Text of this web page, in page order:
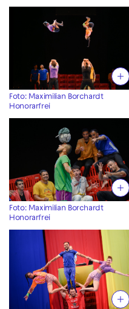
Foto: Maximilian Borchardt
Honorarfrei
Foto: Maximilian Borchardt
Honorarfrei